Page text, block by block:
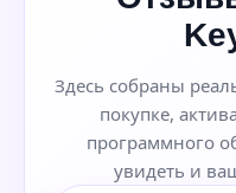
Здесь собраны
покупке,
программного
увидеть и